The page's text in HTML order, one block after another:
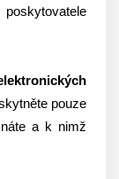
pouze
a k nimž